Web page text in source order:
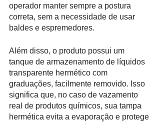
operador manter sempre a postura
correta, sem a necessidade de usar
baldes e espremedores.
Além disso, o produto possui um
tanque de armazenamento de líquidos
transparente hermético com
graduações, facilmente removido. Isso
significa que, no caso de vazamento
real de produtos químicos, sua tampa
hermética evita a evaporação e protege